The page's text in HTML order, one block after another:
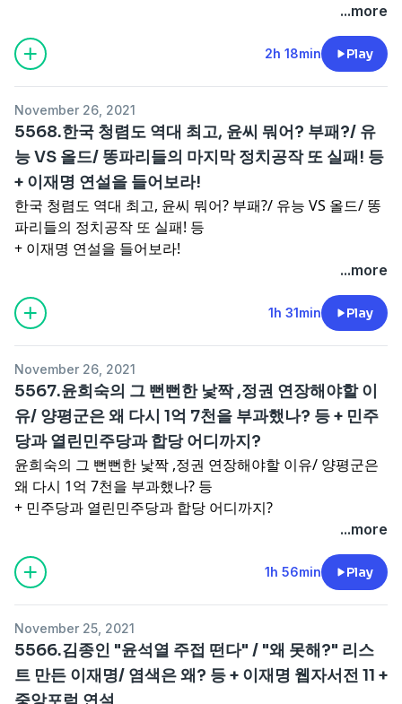
...more
2h 18min Play
November 26, 2021
5568.한국 청렴도 역대 최고, 윤씨 뭐어? 부패?/ 유
능 VS 올드/ 똥파리들의 마지막 정치공작 또 실패! 등
+ 이재명 연설을 들어보라!
한국 청렴도 역대 최고, 윤씨 뭐어? 부패?/ 유능 VS 올드/ 똥
파리들의 정치공작 또 실패! 등
+ 이재명 연설을 들어보라!
...more
1h 31min Play
November 26, 2021
5567.윤희숙의 그 뻔뻔한 낯짝 ,정권 연장해야할 이
유/ 양평군은 왜 다시 1억 7천을 부과했나? 등 + 민주
당과 열린민주당과 합당 어디까지?
윤희숙의 그 뻔뻔한 낯짝 ,정권 연장해야할 이유/ 양평군은
왜 다시 1억 7천을 부과했나? 등
+ 민주당과 열린민주당과 합당 어디까지?
...more
1h 56min Play
November 25, 2021
5566.김종인 "윤석열 주접 떤다" / "왜 못해?" 리스
트 만든 이재명/ 염색은 왜? 등 + 이재명 웹자서전 11 +